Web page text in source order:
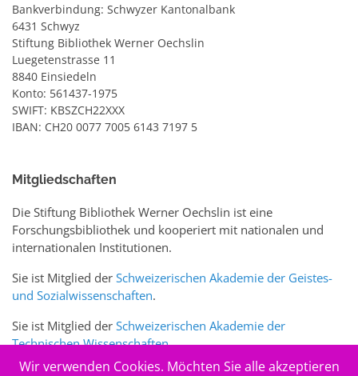
Bankverbindung: Schwyzer Kantonalbank
6431 Schwyz
Stiftung Bibliothek Werner Oechslin
Luegetenstrasse 11
8840 Einsiedeln
Konto: 561437-1975
SWIFT: KBSZCH22XXX
IBAN: CH20 0077 7005 6143 7197 5
Mitgliedschaften
Die Stiftung Bibliothek Werner Oechslin ist eine
Forschungsbibliothek und kooperiert mit nationalen und
internationalen Institutionen.
Sie ist Mitglied der Schweizerischen Akademie der Geistes-
und Sozialwissenschaften.
Sie ist Mitglied der Schweizerischen Akademie der
Technischen Wissenschaften.
Wir verwenden Cookies. Möchten Sie alle akzeptieren